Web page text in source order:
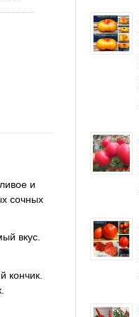
и
сочных
вкус.
кончик.